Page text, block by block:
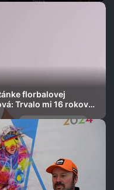
florbalovej
Trvalo mi 16 rokov